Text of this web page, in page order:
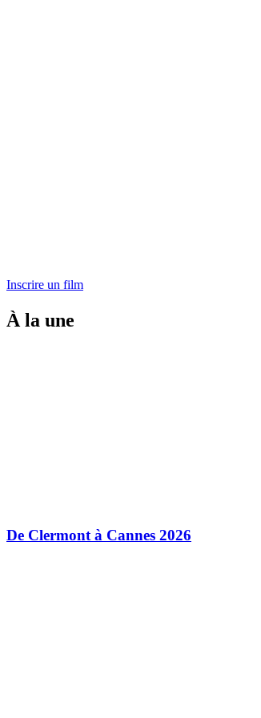
Inscrire un film
À la une
De Clermont à Cannes 2026